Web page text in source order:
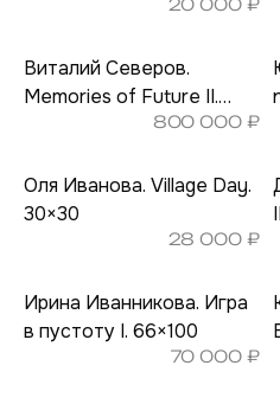
Бактерия III. 50х7020 000 ₽
Виталий Северов.
Memories of Future II.
800 000 ₽
Оля Иванова. Village Day.
30×30
28 000 ₽
Ирина Иванникова. Игра
в пустоту I. 66×100
70 000 ₽